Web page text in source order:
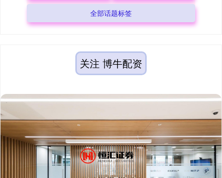
全部话题标签
关注 博牛配资